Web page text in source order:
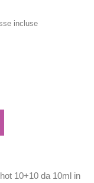
incluse
10+10 da 10ml in